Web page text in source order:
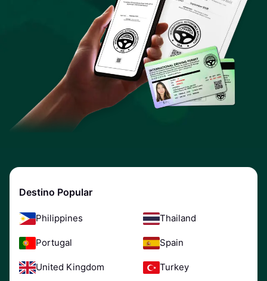
Destino Popular
Philippines Thailand
Portugal Spain
United Kingdom Turkey